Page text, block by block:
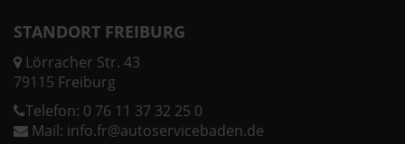
STANDORT FREIBURG
Lörracher Str. 43
79115 Freiburg
Telefon: 0 76 11 37 32 25 0
Mail: info.fr@autoservicebaden.de